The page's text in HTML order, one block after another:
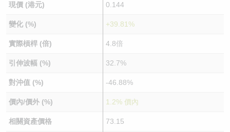
現價 (港元) 0.144
變化 (%) +39.81%
實際槓桿 (倍) 4.8倍
引伸波幅 (%) 32.7%
對沖值 (%) -46.88%
價內/價外 (%) 1.2% 價內
相關資產價格 73.15